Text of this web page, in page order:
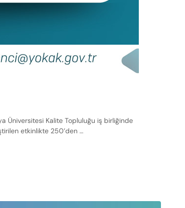
Üniversitesi Kalite Topluluğu iş birliğinde
etkinlikte 250’den …